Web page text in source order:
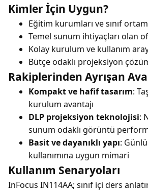
Kimler İçin Uygun?
Eğitim kurumları ve sınıf
Temel sunum ihtiyaçları olan
Kolay kurulum ve kullanım
Bütçe odaklı projeksiyon
Rakiplerinden Ayrışan
Kompakt ve hafif tasarım:
kurulum avantajı
DLP projeksiyon teknolojisi:
sunum odaklı görüntü
Basit ve dayanıklı yapı:
kullanımına uygun mimari
Kullanım Senaryoları
InFocus IN114AA; sınıf içi ders